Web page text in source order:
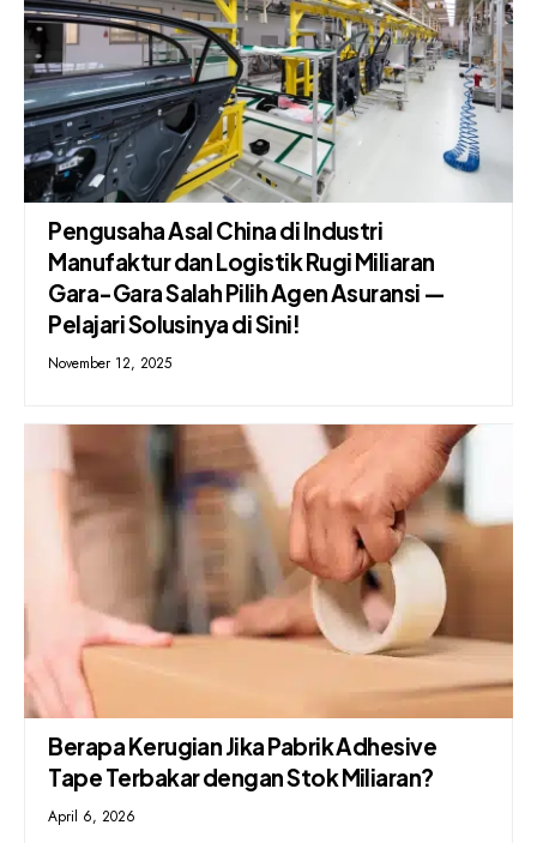
Pengusaha Asal China di Industri
Manufaktur dan Logistik Rugi Miliaran
Gara-Gara Salah Pilih Agen Asuransi —
Pelajari Solusinya di Sini!
November 12, 2025
Berapa Kerugian Jika Pabrik Adhesive
Tape Terbakar dengan Stok Miliaran?
April 6, 2026